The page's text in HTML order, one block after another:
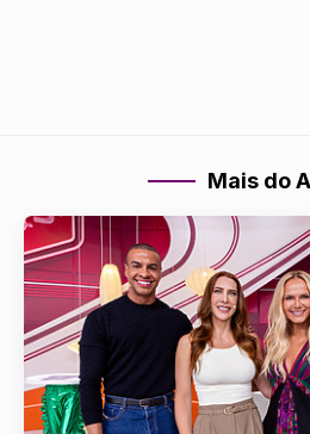
Mais do